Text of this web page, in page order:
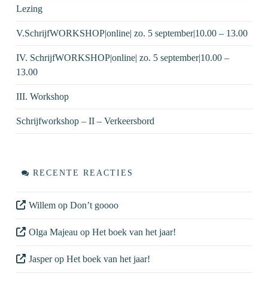
Lezing
V.SchrijfWORKSHOP|online| zo. 5 september|10.00 – 13.00
IV. SchrijfWORKSHOP|online| zo. 5 september|10.00 –
13.00
III. Workshop
Schrijfworkshop – II – Verkeersbord
RECENTE REACTIES
Willemop Don’t goooo
Olga Majeau op Het boek van het jaar!
Jasperop Het boek van het jaar!